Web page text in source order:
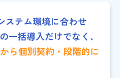
ステム環境に合わせ
一括導入だけでなく、
ら個別契約・段階的に